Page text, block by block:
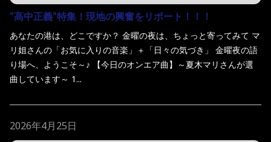
"高中正義"特集！現地の興奮をリポート！！！
あなたの港は、どこですか？ 金曜の夜は、ちょっと寄ってみて マ
リ姐さんの「お気に入りの音楽」＋「日々の気づき」 金曜夜の語
り場へ、ようこそ～♪ 【今日のオンエア曲】～夏木マリさんが選
曲しています～ 1...
2026年4月25日